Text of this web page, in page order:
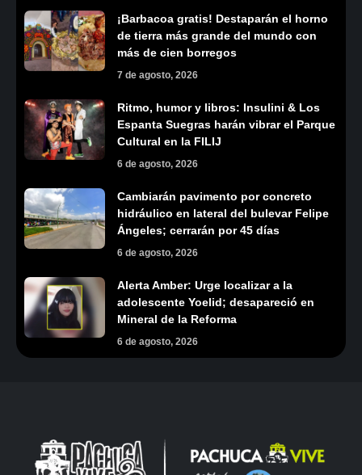
¡Barbacoa gratis! Destaparán el horno
de tierra más grande del mundo con
más de cien borregos
7 de agosto, 2026
Ritmo, humor y libros: Insulini & Los
Espanta Suegras harán vibrar el Parque
Cultural en la FILIJ
6 de agosto, 2026
Cambiarán pavimento por concreto
hidráulico en lateral del bulevar Felipe
Ángeles; cerrarán por 45 días
6 de agosto, 2026
Alerta Amber: Urge localizar a la
adolescente Yoelid; desapareció en
Mineral de la Reforma
6 de agosto, 2026